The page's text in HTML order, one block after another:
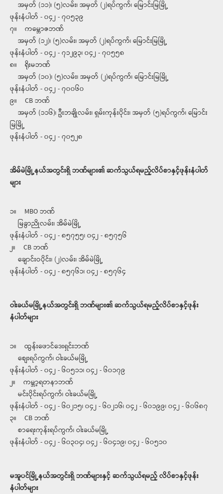
အမှတ် (၁၁)၊ (၅)လမ်း၊ အမှတ် (၂)ရပ်ကွက်၊ မြောင်းမြမြို့
ဖုန်းနံပါတ် - ၀၄၂ - ၇၀၅၃၉
၇။ က​​မ္ဘောဇဘဏ်
အမှတ် (၁၂)၊ (၅)လမ်း၊ အမှတ် (၂)ရပ်ကွက်၊ မြောင်းမြမြို့
ဖုန်းနံပါတ် - ၀၄၂ - ၇၁၂၉၃၊ ၀၄၂ - ၇၀၅၅၈
၈။ ရိုးမဘဏ်
အမှတ် (၁၀)၊ (၅)လမ်း၊ အမှတ် (၂)ရပ်ကွက်၊ မြောင်းမြမြို့
ဖုန်းနံပါတ် - ၀၄၂ - ၇၀၀၆၀
၉။ CB ဘဏ်
အမှတ် (၁၁၆)၊ ဦးဘချိုလမ်း၊ ရှမ်းကုန်းပိုင်း၊ အမှတ် (၅)ရပ်ကွက်၊ မြောင်း
မြမြို့
ဖုန်းနံပါတ် - ၀၄၂ - ၇၀၅၂၈
အိမ်မဲမြို့နယ်အတွင်းရှိ ဘဏ်များ၏ ဆက်သွယ်ရမည့်လိပ်စာနှင့်ဖုန်းနံပါတ်
များ
၁။ MBO ဘဏ်
မြခွာညိုလမ်း၊ အိမ်မဲမြို့
ဖုန်းနံပါတ် - ၀၄၂ - ၈၅၇၅၅၊ ၀၄၂ - ၈၅၇၅၆
၂။ CB ဘဏ်
ချောင်းဝပိုင်း၊ (၂)လမ်း၊ အိမ်မဲမြို့
ဖုန်းနံပါတ် - ၀၄၂ - ၈၅၇၆၁၊ ၀၄၂ - ၈၅၇၆၄
ဝါးခယ်မမြို့နယ်အတွင်းရှိ ဘဏ်များ၏ ဆက်သွယ်ရမည့်လိပ်စာနှင့်ဖုန်း
နံပါတ်များ
၁။ ထွန်းဖောင်ဒေးရှင်းဘဏ်
စျေးရပ်ကွက်၊ ဝါးခယ်မမြို့
ဖုန်းနံပါတ် - ၀၄၂ - ၆၀၅၁၁၊ ၀၄၂ - ၆၀၁၇၉
၂။ ကမ္ဘာ့ရတနာဘဏ်
မင်းပိုင်းရပ်ကွက်၊ ဝါးခယ်မမြို့
ဖုန်းနံပါတ် - ၀၄၂ - ၆၀၂၁၅၊ ၀၄၂ - ၆၀၂၁၆၊ ၀၄၂ - ၆၀၁၉၉၊ ၀၄၂ - ၆၀၆၈၇
၃။ CB ဘဏ်
စာရေးကုန်းရပ်ကွက်၊ ဝါးခယ်မမြို့
ဖုန်းနံပါတ် - ၀၄၂ - ၆၀၃၀၄၊ ၀၄၂ - ၆၀၄၁၉၊ ၀၄၂ - ၆၀၅၁၀
မအူပင်မြို့နယ်အတွင်းရှိ ဘဏ်များနှင့် ဆက်သွယ်ရမည့် လိပ်စာနှင့်ဖုန်း
နံပါတ်များ